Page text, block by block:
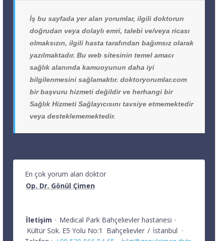
İş bu sayfada yer alan yorumlar, ilgili doktorun
doğrudan veya dolaylı emri, talebi ve/veya ricası
olmaksızın, ilgili hasta tarafından bağımsız olarak
yazılmaktadır. Bu web sitesinin temel amacı
sağlık alanında kamuoyunun daha iyi
bilgilenmesini sağlamaktır. doktoryorumlar.com
bir başvuru hizmeti değildir ve herhangi bir
Sağlık Hizmeti Sağlayıcısını tavsiye etmemektedir
veya desteklememektedir.
En çok yorum alan doktor
Op. Dr. Gönül Çimen
İletişim · Medical Park Bahçelievler hastanesi ·
Kültür Sok. E5 Yolu No:1
Bahçelievler / İstanbul ·